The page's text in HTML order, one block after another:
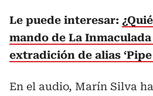
Le puede interesar:
mando de La
extradición de alias ‘Pipe
En el audio, Marín Silva